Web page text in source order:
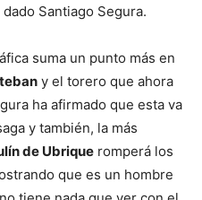
Santiago Segura.
suma un punto más en
y el torero que ahora
ha afirmado que esta va
y también, la más
de Ubrique romperá los
que es un hombre